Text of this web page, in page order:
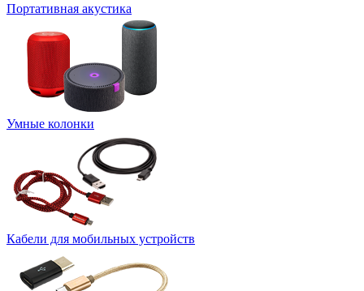
Портативная акустика
Умные колонки
Кабели для мобильных устройств